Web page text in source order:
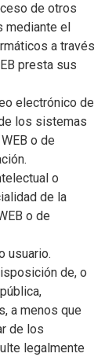
de otros
el
a través
presta sus
electrónico de
los sistemas
o de
o
de la
o de
usuario.
de, o
a menos que
de los
legalmente